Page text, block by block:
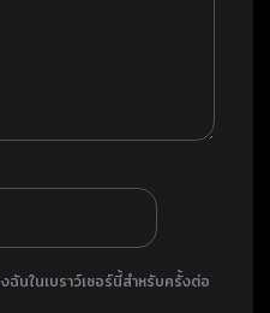
นในเบราว์เซอร์นี้สำหรับครั้งต่อ